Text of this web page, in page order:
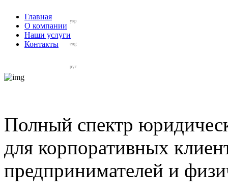
Главная
О компании
Наши услуги
Контакты
укр
eng
рус
Полный спектр
для корпоративных
предпринимателей и